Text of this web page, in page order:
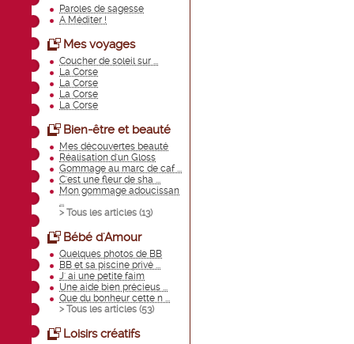
Paroles de sagesse
A Méditer !
Mes voyages
Coucher de soleil sur ...
La Corse
La Corse
La Corse
La Corse
Bien-être et beauté
Mes découvertes beauté
Réalisation d'un Gloss
Gommage au marc de caf ...
C'est une fleur de sha ...
Mon gommage adoucissan
...
> Tous les articles (13)
Bébé d'Amour
Quelques photos de BB
BB et sa piscine privé ...
J' ai une petite faim
Une aide bien précieus ...
Que du bonheur cette n ...
> Tous les articles (53)
Loisirs créatifs